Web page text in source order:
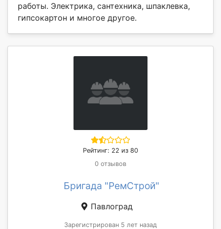
работы. Электрика, сантехника, шпаклевка,
гипсокартон и многое другое.
Рейтинг: 22 из 80
0 отзывов
Бригада "РемСтрой"
Павлоград
Зарегистрирован 5 лет назад